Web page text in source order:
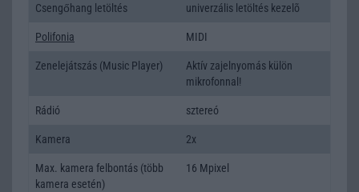
Csengőhang letöltés univerzális letöltés kezelõ
Polifonia MIDI
Zenelejátszás (Music Player)
Aktív zajelnyomás külön
mikrofonnal!
Rádió sztereó
Kamera 2x
Max. kamera felbontás (több
kamera esetén)
16 Mpixel